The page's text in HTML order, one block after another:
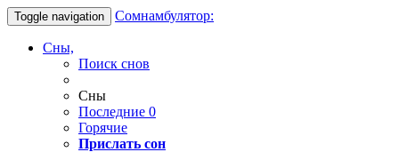
Toggle navigation Сомнамбулятор:
Сны,
Поиск снов
Сны
Последние 0
Горячие
Прислать сон